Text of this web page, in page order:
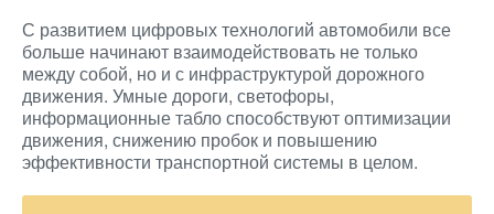
С развитием цифровых технологий автомобили все
больше начинают взаимодействовать не только
между собой, но и с инфраструктурой дорожного
движения. Умные дороги, светофоры,
информационные табло способствуют оптимизации
движения, снижению пробок и повышению
эффективности транспортной системы в целом.